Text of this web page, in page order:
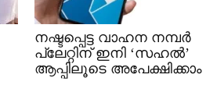
നഷ്ടപ്പെട്ട വാഹന നമ്പർ
പ്ലേറ്റിന് ഇനി ‘സഹൽ’
ആപ്പിലൂടെ അപേക്ഷിക്കാം